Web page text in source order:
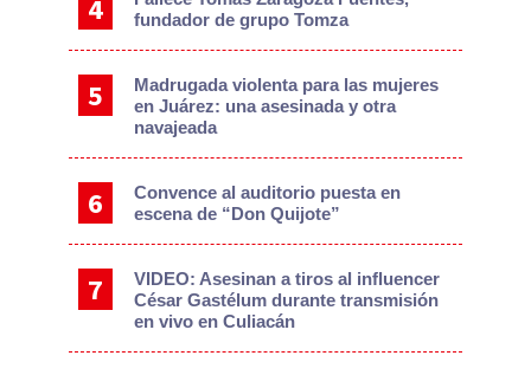
fundador de grupo Tomza
Madrugada violenta para las mujeres
en Juárez: una asesinada y otra
navajeada
Convence al auditorio puesta en
escena de “Don Quijote”
VIDEO: Asesinan a tiros al influencer
César Gastélum durante transmisión
en vivo en Culiacán